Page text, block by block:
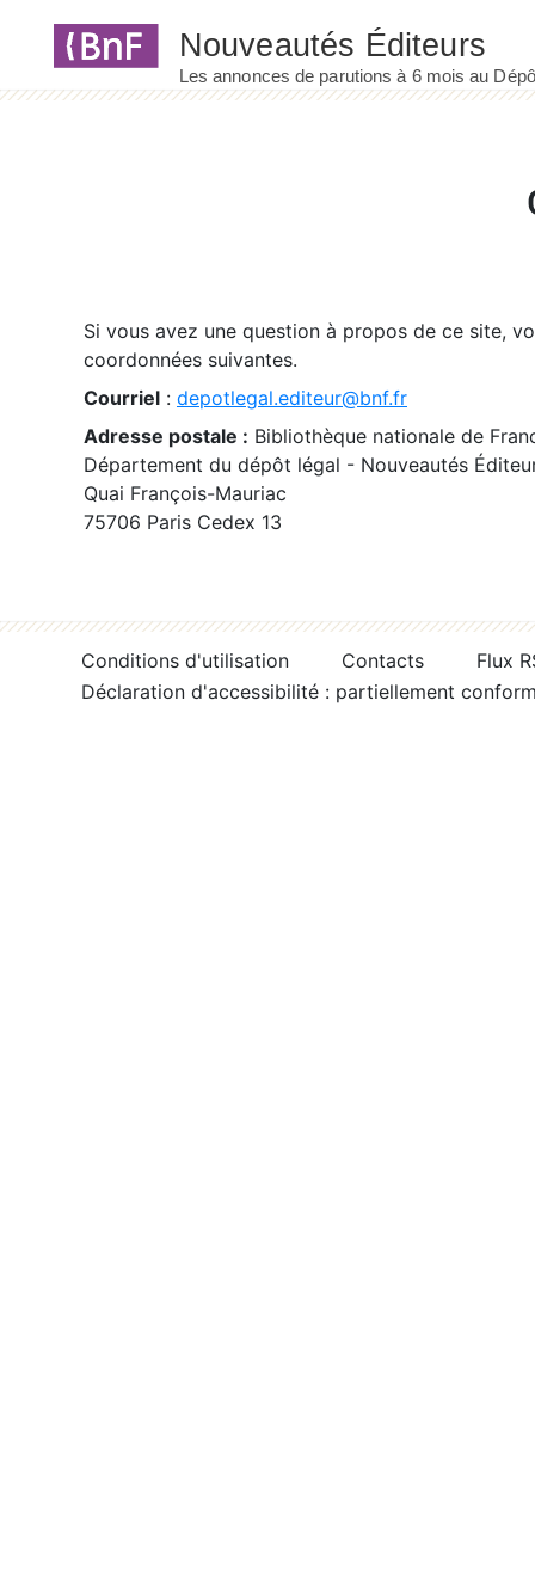
Si vous avez une question à propos de ce site,
coordonnées suivantes.
Courriel : depotlegal.editeur@bnf.fr
Adresse postale : Bibliothèque nationale de
Département du dépôt légal - Nouveautés
Quai François-Mauriac
75706 Paris Cedex 13
Conditions d'utilisation Contacts
Flux
Déclaration d'accessibilité : partiellement